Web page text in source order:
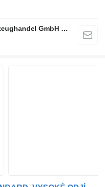
M.O. Baumaschinen & Nutzfahrzeughandel GmbH & CO.